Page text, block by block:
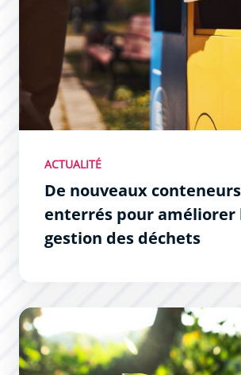
ACTUALITÉ
De nouveaux conteneurs
enterrés pour améliorer
gestion des déchets
Améliorer la qualité de vie par